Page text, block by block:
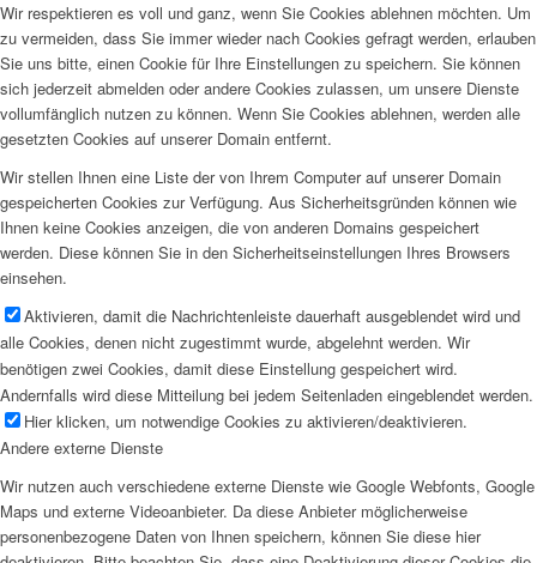
Wir respektieren es voll und ganz, wenn Sie Cookies ablehnen möchten. Um
zu vermeiden, dass Sie immer wieder nach Cookies gefragt werden, erlauben
Sie uns bitte, einen Cookie für Ihre Einstellungen zu speichern. Sie können
sich jederzeit abmelden oder andere Cookies zulassen, um unsere Dienste
vollumfänglich nutzen zu können. Wenn Sie Cookies ablehnen, werden alle
gesetzten Cookies auf unserer Domain entfernt.
Wir stellen Ihnen eine Liste der von Ihrem Computer auf unserer Domain
gespeicherten Cookies zur Verfügung. Aus Sicherheitsgründen können wie
Ihnen keine Cookies anzeigen, die von anderen Domains gespeichert
werden. Diese können Sie in den Sicherheitseinstellungen Ihres Browsers
einsehen.
Aktivieren, damit die Nachrichtenleiste dauerhaft ausgeblendet wird und
alle Cookies, denen nicht zugestimmt wurde, abgelehnt werden. Wir
benötigen zwei Cookies, damit diese Einstellung gespeichert wird.
Andernfalls wird diese Mitteilung bei jedem Seitenladen eingeblendet werden.
Hier klicken, um notwendige Cookies zu aktivieren/deaktivieren.
Andere externe Dienste
Wir nutzen auch verschiedene externe Dienste wie Google Webfonts, Google
Maps und externe Videoanbieter. Da diese Anbieter möglicherweise
personenbezogene Daten von Ihnen speichern, können Sie diese hier